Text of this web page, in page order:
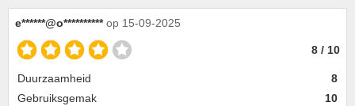
e******@o********** op 15-09-2025
8 / 10
Duurzaamheid
8
Gebruiksgemak
10